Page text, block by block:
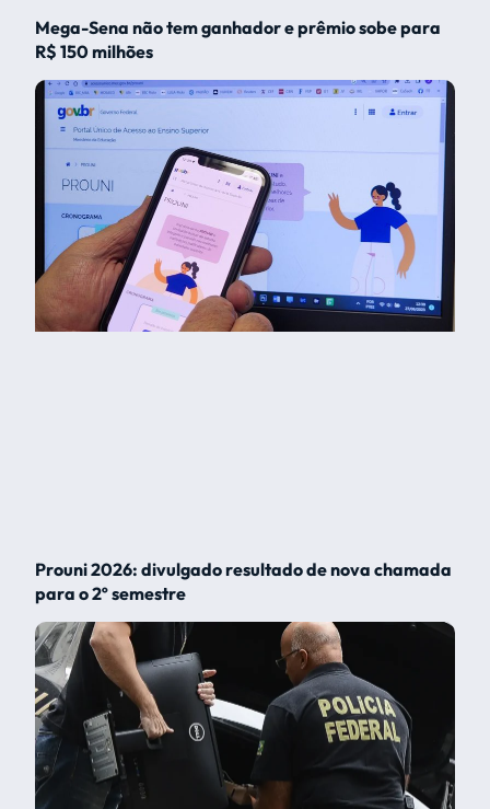
Mega-Sena não tem ganhador e prêmio sobe para
R$ 150 milhões
Prouni 2026: divulgado resultado de nova chamada
para o 2º semestre